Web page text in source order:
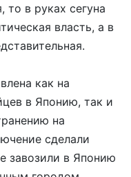
то в руках сегуна
власть, а в
как на
в Японию, так и
на
сделали
завозили в Японию